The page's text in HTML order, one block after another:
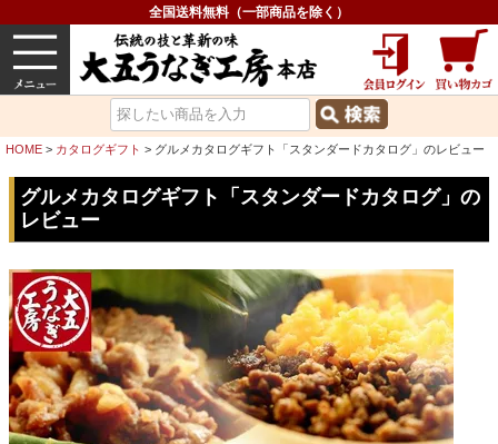
全国送料無料（一部商品を除く）
うなぎ 内祝い グルメ
HOME カタログギフト グルメカタログギフト「スタンダードカタログ」のレビュー
グルメカタログギフト「スタンダードカタログ」の
レビュー